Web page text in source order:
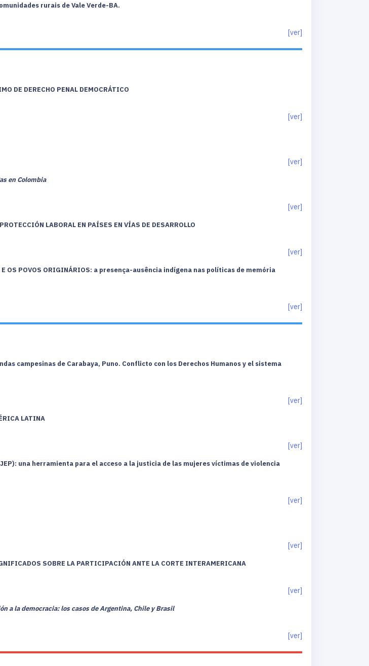
rurais de Vale Verde-BA.
[ver]
DE DERECHO PENAL DEMOCRÁTICO
[ver]
[ver]
en Colombia
[ver]
LABORAL EN PAÍSES EN VÍAS DE DESARROLLO
[ver]
E OS POVOS ORIGINÁRIOS: a presença-ausência indígena nas políticas de memória
[ver]
campesinas de Carabaya, Puno. Conflicto con los Derechos Humanos y el sistema
[ver]
LATINA
[ver]
una herramienta para el acceso a la justicia de las mujeres víctimas de violencia
[ver]
[ver]
SOBRE LA PARTICIPACIÓN ANTE LA CORTE INTERAMERICANA
[ver]
a la democracia: los casos de Argentina, Chile y Brasil
[ver]